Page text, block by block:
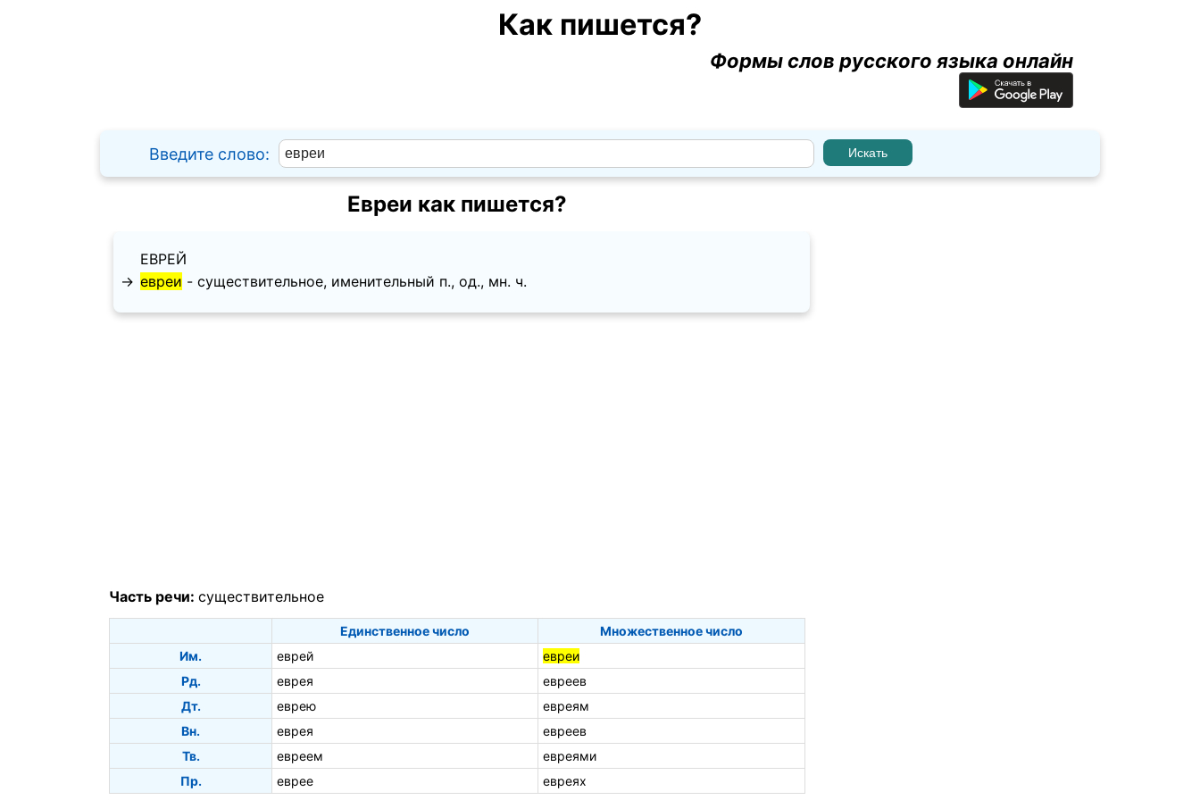
Как пишется?
Формы слов русского языка онлайн
Введите слово:
Евреи как пишется?
ЕВРЕЙ
→ евреи - существительное, именительный п., од., мн. ч.
Часть речи: существительное
Единственное число
Множественное число
Им.
еврей
евреи
Рд.
еврея
евреев
Дт.
еврею
евреям
Вн.
еврея
евреев
Тв.
евреем
евреями
Пр.
еврее евреях